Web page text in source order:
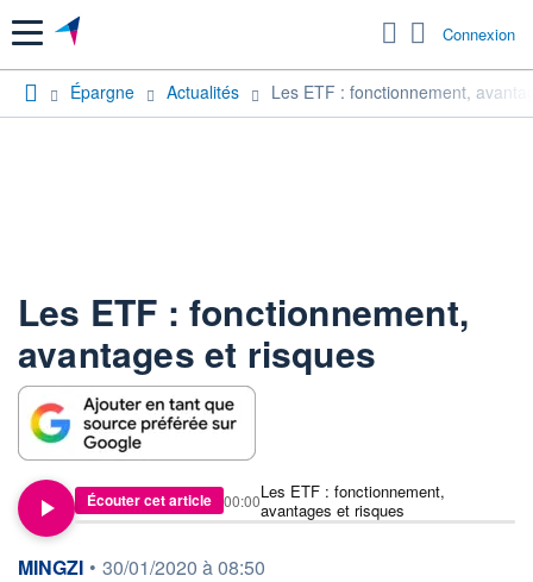
Menu Connexion
Épargne Actualités Les ETF : fonctionnement,
Les ETF : fonctionnement,
avantages et risques
Écouter cet article
Les ETF : fonctionnement,
avantages et risques
00:00
information fournie par
MINGZI • 30/01/2020 à 08:50